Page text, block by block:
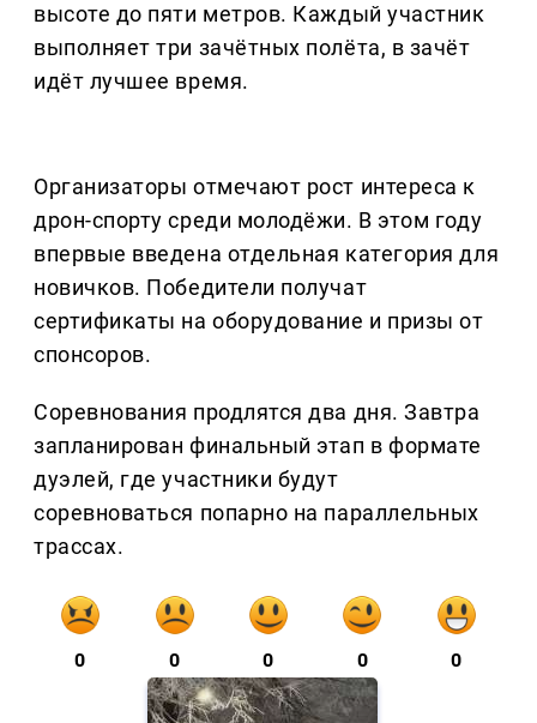
высоте до пяти метров. Каждый участник
выполняет три зачётных полёта, в зачёт
идёт лучшее время.
Организаторы отмечают рост интереса к
дрон-спорту среди молодёжи. В этом году
впервые введена отдельная категория для
новичков. Победители получат
сертификаты на оборудование и призы от
спонсоров.
Соревнования продлятся два дня. Завтра
запланирован финальный этап в формате
дуэлей, где участники будут
соревноваться попарно на параллельных
трассах.
0 0 0 0 0